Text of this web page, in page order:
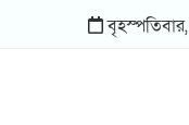
বৃহস্পতিবার,